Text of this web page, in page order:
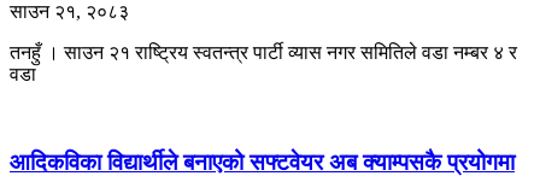
साउन २१, २०८३
तनहुँ । साउन २१ राष्ट्रिय स्वतन्त्र पार्टी व्यास नगर समितिले वडा नम्बर ४ र
वडा
आदिकविका विद्यार्थीले बनाएको सफ्टवेयर अब क्याम्पसकै प्रयोगमा